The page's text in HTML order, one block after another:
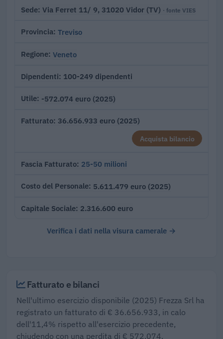
Sede Via Ferret 11/ 9, 31020 Vidor (TV) · fonte VIES
Provincia Treviso
Regione Veneto
Dipendenti 100-249 dipendenti
Utile -572.074 euro (2025)
Fatturato 36.656.933 euro (2025)
Acquista bilancio
Fascia Fatturato 25-50 milioni
Costo del Personale 5.611.479 euro (2025)
Capitale Sociale 2.316.600 euro
Verifica i dati nella visura camerale →
Fatturato e bilanci
Nell'ultimo esercizio disponibile (2025) Frezza Srl ha
registrato un fatturato di € 36.656.933, in calo
dell'11,4% rispetto all'esercizio precedente,
chiudendo con una perdita di € 572.074.